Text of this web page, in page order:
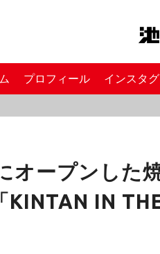
プロフィール インスタ
オープンした
KINTAN IN